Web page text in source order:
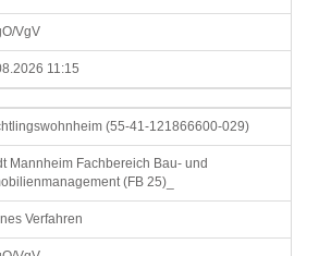
VgV
11:15
(55-41-121866600-029)
Mannheim Fachbereich Bau- und
(FB 25)_
Verfahren